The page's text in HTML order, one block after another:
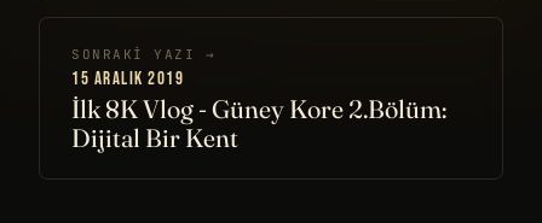
SONRAKI YAZI →
15 ARALIK 2019
İlk 8K Vlog - Güney Kore 2.Bölüm:
Dijital Bir Kent